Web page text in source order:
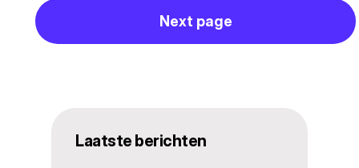
Next page
Laatste berichten